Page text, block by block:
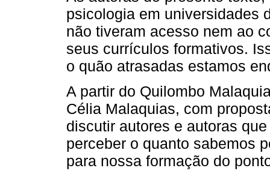
psicologia em universidades
não tiveram acesso nem ao
seus currículos formativos.
o quão atrasadas estamos
A partir do Quilombo
Célia Malaquias, com
discutir autores e autoras
perceber o quanto sabemos
para nossa formação do